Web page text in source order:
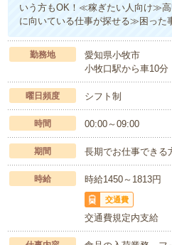
いう方もOK！≪稼ぎたい人向け≫
に向いている仕事が探せる≫困った
勤務地
愛知県小牧市
小牧口駅から車10分
曜日頻度 シフト制
時間 00:00～09:00
期間 長期でお仕事できる
時給 時給1450～1813円
交通費
交通費規定内支給